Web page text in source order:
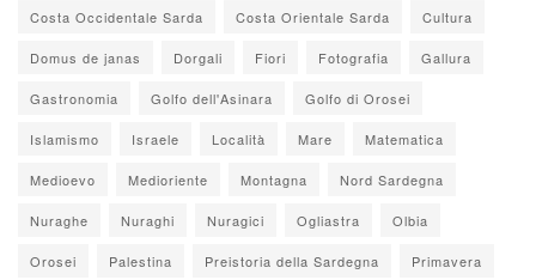
Costa Occidentale Sarda Costa Orientale Sarda Cultura
Domus de janas Dorgali Fiori Fotografia Gallura
Gastronomia Golfo dell'Asinara Golfo di Orosei
Islamismo Israele Località Mare Matematica
Medioevo Medioriente Montagna Nord Sardegna
Nuraghe Nuraghi Nuragici Ogliastra Olbia
Orosei Palestina Preistoria della Sardegna Primavera